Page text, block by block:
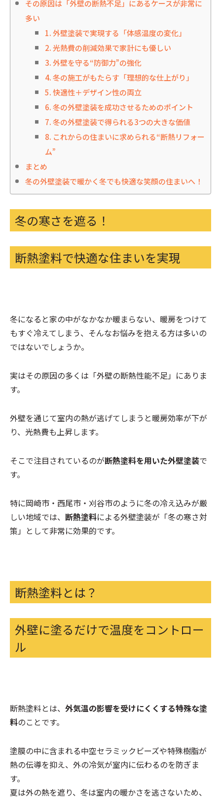
その原因は「外壁の断熱不足」にあるケースが非常に
多い
1. 外壁塗装で実現する「体感温度の変化」
2. 光熱費の削減効果で家計にも優しい
3. 外壁を守る“防御力”の強化
4. 冬の施工がもたらす「理想的な仕上がり」
5. 快適性＋デザイン性の両立
6. 冬の外壁塗装を成功させるためのポイント
7. 冬の外壁塗装で得られる3つの大きな価値
8. これからの住まいに求められる“断熱リフォー
ム”
まとめ
冬の外壁塗装で暖かく冬でも快適な笑顔の住まいへ！
冬の寒さを遮る！
断熱塗料で快適な住まいを実現
冬になると家の中がなかなか暖まらない、暖房をつけて
もすぐ冷えてしまう、そんなお悩みを抱える方は多いの
ではないでしょうか。
実はその原因の多くは「外壁の断熱性能不足」にありま
す。
外壁を通じて室内の熱が逃げてしまうと暖房効率が下が
り、光熱費も上昇します。
そこで注目されているのが断熱塗料を用いた外壁塗装で
す。
特に岡崎市・西尾市・刈谷市のように冬の冷え込みが厳
しい地域では、 断熱塗料による外壁塗装が「冬の寒さ対
策」として非常に効果的です。
断熱塗料とは？
外壁に塗るだけで温度をコントロー
ル
断熱塗料とは、 外気温の影響を受けにくくする特殊な塗
料のことです。
塗膜の中に含まれる中空セラミックビーズや特殊樹脂が
熱の伝導を抑え、外の冷気が室内に伝わるのを防ぎま
す。
夏は外の熱を遮り、冬は室内の暖かさを逃さないため、